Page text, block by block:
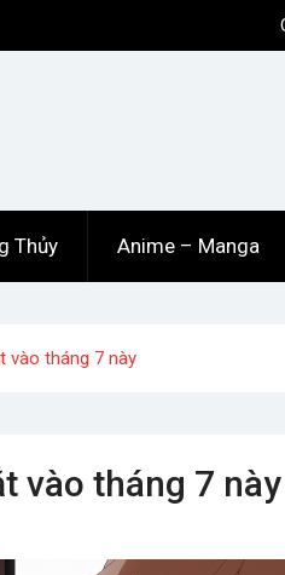
Thủy Anime – Manga
vào tháng 7 này
vào tháng 7 này